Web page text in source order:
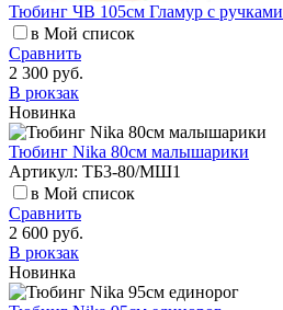
Тюбинг ЧВ 105см Гламур с ручками
в Мой список
Сравнить
2 300 руб.
В рюкзак
Новинка
Тюбинг Nika 80см малышарики
Артикул: ТБ3-80/МШ1
в Мой список
Сравнить
2 600 руб.
В рюкзак
Новинка